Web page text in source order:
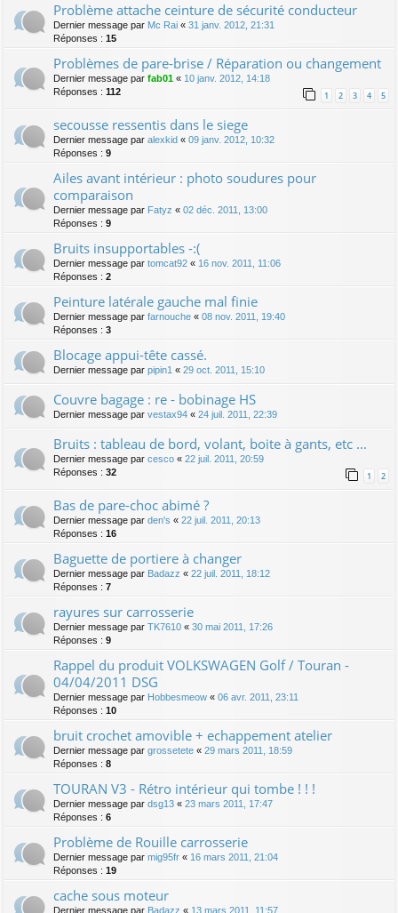
Problème attache ceinture de sécurité conducteur
Dernier message par Mc Rai « 31 janv. 2012, 21:31
Réponses : 15
Problèmes de pare-brise / Réparation ou changement
Dernier message par fab01 « 10 janv. 2012, 14:18
Réponses : 112 1 2 3 4 5
secousse ressentis dans le siege
Dernier message par alexkid « 09 janv. 2012, 10:32
Réponses : 9
Ailes avant intérieur : photo soudures pour
comparaison
Dernier message par Fatyz « 02 déc. 2011, 13:00
Réponses : 9
Bruits insupportables -:(
Dernier message par tomcat92 « 16 nov. 2011, 11:06
Réponses : 2
Peinture latérale gauche mal finie
Dernier message par farnouche « 08 nov. 2011, 19:40
Réponses : 3
Blocage appui-tête cassé.
Dernier message par pipin1 « 29 oct. 2011, 15:10
Couvre bagage : re - bobinage HS
Dernier message par vestax94 « 24 juil. 2011, 22:39
Bruits : tableau de bord, volant, boite à gants, etc ...
Dernier message par cesco « 22 juil. 2011, 20:59
Réponses : 32 1 2
Bas de pare-choc abimé ?
Dernier message par den's « 22 juil. 2011, 20:13
Réponses : 16
Baguette de portiere à changer
Dernier message par Badazz « 22 juil. 2011, 18:12
Réponses : 7
rayures sur carrosserie
Dernier message par TK7610 « 30 mai 2011, 17:26
Réponses : 9
Rappel du produit VOLKSWAGEN Golf / Touran -
04/04/2011 DSG
Dernier message par Hobbesmeow « 06 avr. 2011, 23:11
Réponses : 10
bruit crochet amovible + echappement atelier
Dernier message par grossetete « 29 mars 2011, 18:59
Réponses : 8
TOURAN V3 - Rétro intérieur qui tombe ! ! !
Dernier message par dsg13 « 23 mars 2011, 17:47
Réponses : 6
Problème de Rouille carrosserie
Dernier message par mig95fr « 16 mars 2011, 21:04
Réponses : 19
cache sous moteur
Dernier message par Badazz « 13 mars 2011, 11:57